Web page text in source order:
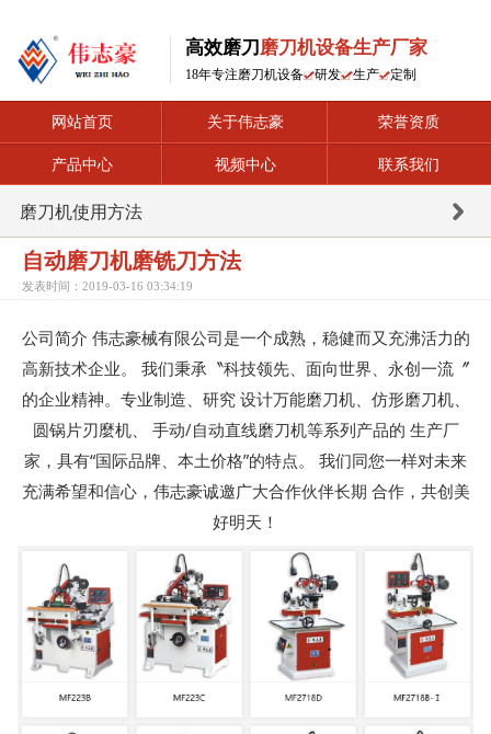
高效磨刀 磨刀机设备生产厂家
18年专注磨刀机设备 研发 生产 定制
网站首页 关于伟志豪 荣誉资质
产品中心 视频中心 联系我们
磨刀机使用方法
自动磨刀机磨铣刀方法
发表时间：2019-03-16 03:34:19
公司简介 伟志豪械有限公司是一个成熟，稳健而又充沸活力的
高新技术企业。 我们秉承〝科技领先、面向世界、永创一流〞
的企业精神。专业制造、研究 设计万能磨刀机、仿形磨刀机、
圆锅片刃麼机、 手动/自动直线磨刀机等系列产品的 生产厂
家，具有“国际品牌、本土价格”的特点。 我们同您一样对未来
充满希望和信心， 伟志豪诚邀广大合作伙伴长期 合作，共创美
好明天！